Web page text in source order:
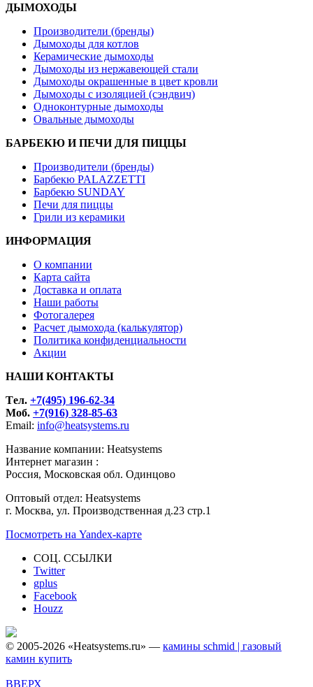
ДЫМОХОДЫ
Производители (бренды)
Дымоходы для котлов
Керамические дымоходы
Дымоходы из нержавеющей стали
Дымоходы окрашенные в цвет кровли
Дымоходы с изоляцией (сэндвич)
Одноконтурные дымоходы
Овальные дымоходы
БАРБЕКЮ И ПЕЧИ ДЛЯ ПИЦЦЫ
Производители (бренды)
Барбекю PALAZZETTI
Барбекю SUNDAY
Печи для пиццы
Грили из керамики
ИНФОРМАЦИЯ
О компании
Карта сайта
Доставка и оплата
Наши работы
Фотогалерея
Расчет дымохода (калькулятор)
Политика конфиденциальности
Акции
НАШИ КОНТАКТЫ
Tел. +7(495) 196-62-34
Моб. +7(916) 328-85-63
Email: info@heatsystems.ru
Название компании: Heatsystems
Интернет магазин :
Россия, Московская обл. Одинцово
Оптовый отдел: Heatsystems
г. Москва, ул. Производственная д.23 стр.1
Посмотреть на Yandex-карте
СОЦ. ССЫЛКИ
Twitter
gplus
Facebook
Houzz
© 2005-2026 «Heatsystems.ru» — камины schmid | газовый
камин купить
ВВЕРХ